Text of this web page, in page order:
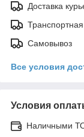
Доставка
Самовывоз
Все условия
Условия
Наличными